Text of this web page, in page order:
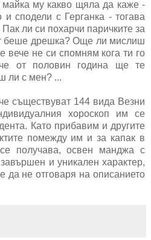
му какво щяла да каже -
сподели с Герганка - тогава
ли си похарчи паричките за
беше дрешка? Още ли мислиш
вече не си спомням кога ти го
от половин година ще те
ли с мен? ...
съществуват 144 вида Везни
хороскоп им се
Като прибавим и другите
помежду им и за капак в
получава, освен манджа с
и уникален характер,
да не отговаря на описанието